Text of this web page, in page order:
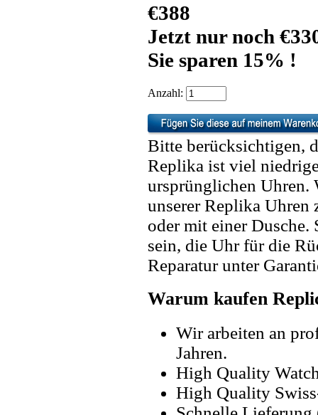
€388
Jetzt nur noch
Sie sparen 15% !
Anzahl:
Bitte berücksichtigen,
Replika ist viel
ursprünglichen Uhren.
unserer Replika Uhren
oder mit einer
sein, die Uhr für die
Reparatur unter
Warum kaufen
Wir arbeiten an
Jahren.
High Quality
High Quality